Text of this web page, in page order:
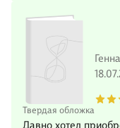
Твердая обложка
Давно хотел